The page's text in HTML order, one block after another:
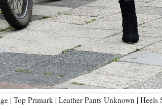
| Top Primark | Leather Pants Unknown | Heels